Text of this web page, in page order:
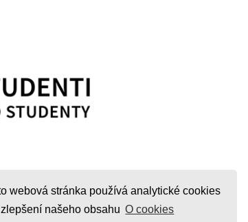
webová stránka používá analytické cookies
zlepšení našeho obsahu O cookies